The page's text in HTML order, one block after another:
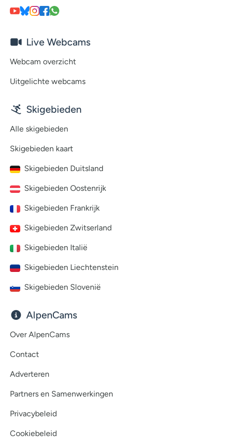
Live Webcams
Webcam overzicht
Uitgelichte webcams
Skigebieden
Alle skigebieden
Skigebieden kaart
Skigebieden Duitsland
Skigebieden Oostenrijk
Skigebieden Frankrijk
Skigebieden Zwitserland
Skigebieden Italië
Skigebieden Liechtenstein
Skigebieden Slovenië
AlpenCams
Over AlpenCams
Contact
Adverteren
Partners en Samenwerkingen
Privacybeleid
Cookiebeleid